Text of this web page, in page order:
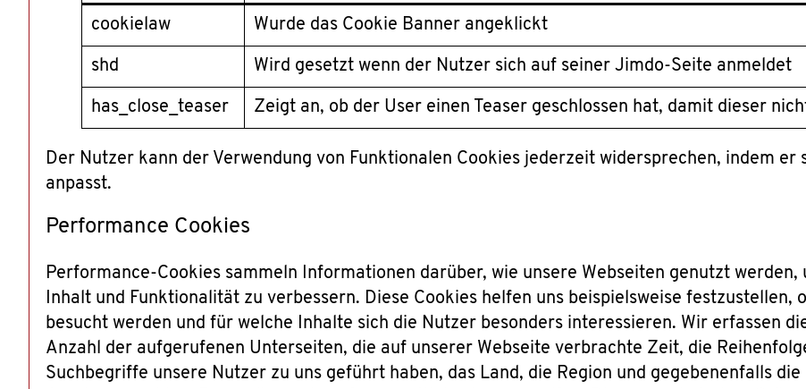
cookielaw Wurde das Cookie Banner angeklickt
shd Wird gesetzt wenn der Nutzer sich auf seiner Jimdo-Seite anmeldet
has_close_teaser Zeigt an, ob der User einen Teaser geschlossen hat, damit dieser
Der Nutzer kann der Verwendung von Funktionalen Cookies jederzeit widersprechen, indem er
anpasst.
Performance Cookies
Performance-Cookies sammeln Informationen darüber, wie unsere Webseiten genutzt
Inhalt und Funktionalität zu verbessern. Diese Cookies helfen uns beispielsweise festzustellen,
besucht werden und für welche Inhalte sich die Nutzer besonders interessieren. Wir erfassen
Anzahl der aufgerufenen Unterseiten, die auf unserer Webseite verbrachte Zeit, die
Suchbegriffe unsere Nutzer zu uns geführt haben, das Land, die Region und gegebenenfalls